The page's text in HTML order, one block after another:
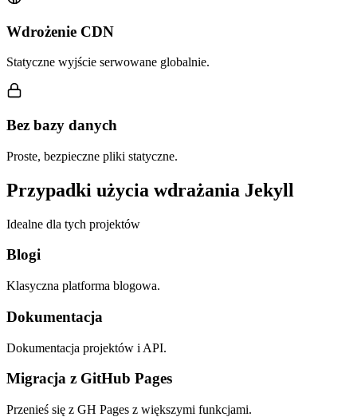
Wdrożenie CDN
Statyczne wyjście serwowane globalnie.
Bez bazy danych
Proste, bezpieczne pliki statyczne.
Przypadki użycia wdrażania Jekyll
Idealne dla tych projektów
Blogi
Klasyczna platforma blogowa.
Dokumentacja
Dokumentacja projektów i API.
Migracja z GitHub Pages
Przenieś się z GH Pages z większymi funkcjami.